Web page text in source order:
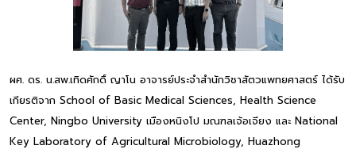
ผศ. ดร. น.สพ.เทิดศักดิ์ ญาโน อาจารย์ประจำสำนักวิชาสัตวแพทยศาสตร์ ได้รับ
เกียรติจาก School of Basic Medical Sciences, Health Science
Center, Ningbo University เมืองหนิงโป มณฑลเจ้อเจียง และ National
Key Laboratory of Agricultural Microbiology, Huazhong